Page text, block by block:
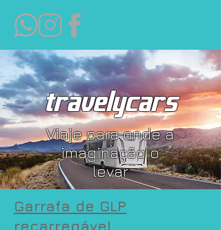
travelycars
Viaje para onde a
imaginação o
levar
Garrafa de GLP
recarregável